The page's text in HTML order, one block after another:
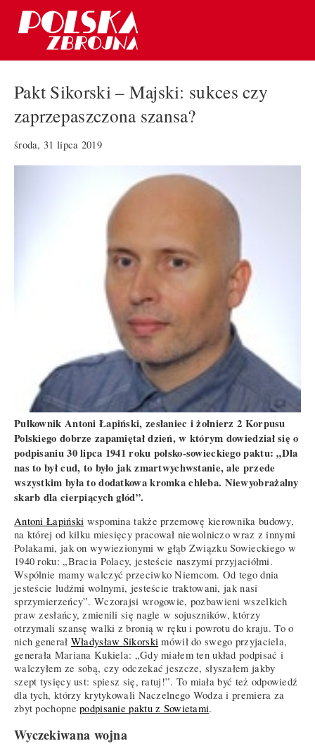
Pakt Sikorski – Majski: sukces czy
zaprzepaszczona szansa?
środa, 31 lipca 2019
Pułkownik Antoni Łapiński, zesłaniec i żołnierz 2 Korpusu
Polskiego dobrze zapamiętał dzień, w którym dowiedział się o
podpisaniu 30 lipca 1941 roku polsko-sowieckiego paktu: „Dla
nas to był cud, to było jak zmartwychwstanie, ale przede
wszystkim była to dodatkowa kromka chleba. Niewyobrażalny
skarb dla cierpiących głód”.
Antoni Łapiński wspomina także przemowę kierownika budowy,
na której od kilku miesięcy pracował niewolniczo wraz z innymi
Polakami, jak on wywiezionymi w głąb Związku Sowieckiego w
1940 roku: „Bracia Polacy, jesteście naszymi przyjaciółmi.
Wspólnie mamy walczyć przeciwko Niemcom. Od tego dnia
jesteście ludźmi wolnymi, jesteście traktowani, jak nasi
sprzymierzeńcy”. Wczorajsi wrogowie, pozbawieni wszelkich
praw zesłańcy, zmienili się nagle w sojuszników, którzy
otrzymali szansę walki z bronią w ręku i powrotu do kraju. To o
nich generał Władysław Sikorski mówił do swego przyjaciela,
generała Mariana Kukiela: „Gdy miałem ten układ podpisać i
walczyłem ze sobą, czy odczekać jeszcze, słyszałem jakby
szept tysięcy ust: spiesz się, ratuj!”. To miała być też odpowiedź
dla tych, którzy krytykowali Naczelnego Wodza i premiera za
zbyt pochopnepodpisanie paktu z Sowietami.
Wyczekiwana wojna